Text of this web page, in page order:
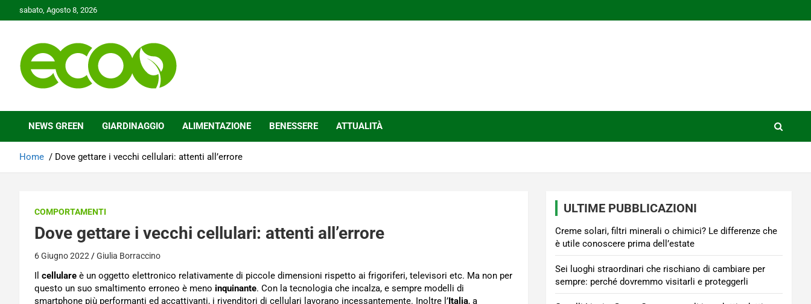
to
sabato, Agosto 8, 2026
Ecoo.it
NEWS GREEN GIARDINAGGIO ALIMENTAZIONE BENESSERE ATTUALITÀ
Home Dove gettare i vecchi cellulari: attenti all’errore
COMPORTAMENTI
Dove gettare i vecchi cellulari: attenti all’errore
6 Giugno 2022 Giulia Borraccino
Il cellulare è un oggetto elettronico relativamente di piccole dimensioni rispetto ai frigoriferi, televisori etc. Ma non per
questo un suo smaltimento erroneo è meno inquinante. Con la tecnologia che incalza, e sempre modelli di
smartphone più performanti ed accattivanti, i rivenditori di cellulari lavorano incessantemente. Inoltre l’Italia, a
ULTIME PUBBLICAZIONI
Creme solari, filtri minerali o chimici? Le differenze che
è utile conoscere prima dell’estate
Sei luoghi straordinari che rischiano di cambiare per
sempre: perché dovremmo visitarli e proteggerli